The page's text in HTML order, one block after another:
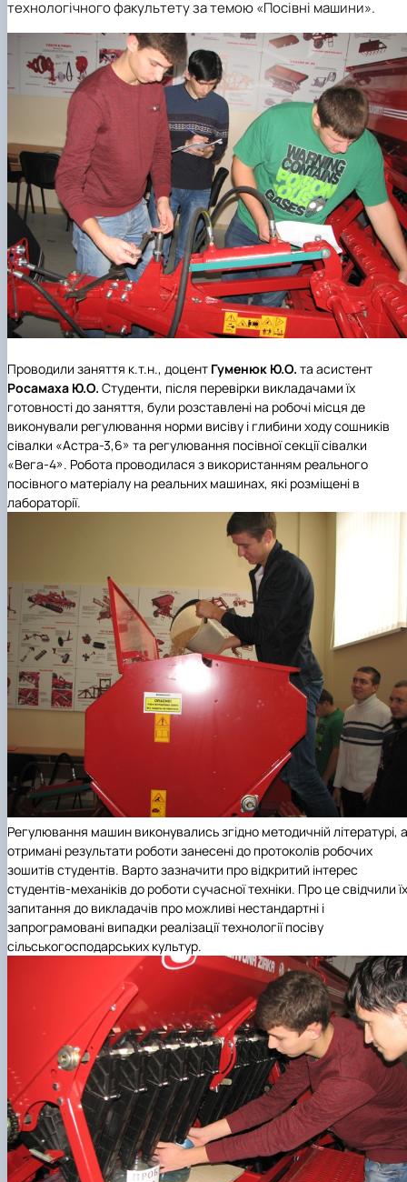
технологічного факультету за темою «Посівні машини».
Проводили заняття к.т.н., доцент Гуменюк Ю.О. та асистент
Росамаха Ю.О. Студенти, після перевірки викладачами їх
готовності до заняття, були розставлені на робочі місця де
виконували регулювання норми висіву і глибини ходу сошників
сівалки «Астра-3,6» та регулювання посівної секції сівалки
«Вега-4». Робота проводилася з використанням реального
посівного матеріалу на реальних машинах, які розміщені в
лабораторії.
Регулювання машин виконувались згідно методичній літературі, а
отримані результати роботи занесені до протоколів робочих
зошитів студентів. Варто зазначити про відкритий інтерес
студентів-механіків до роботи сучасної техніки. Про це свідчили їх
запитання до викладачів про можливі нестандартні і
запрограмовані випадки реалізації технології посіву
сільськогосподарських культур.